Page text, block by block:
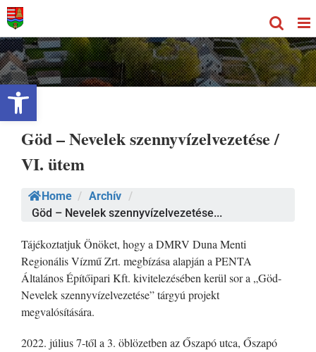
Eszköztár megnyitása
Kihagyás
Göd – Nevelek szennyvízelvezetése /
VI. ütem
Home / Archív /
Göd – Nevelek szennyvízelvezetése...
Tájékoztatjuk Önöket, hogy a DMRV Duna Menti
Regionális Vízmű Zrt. megbízása alapján a PENTA
Általános Építőipari Kft. kivitelezésében kerül sor a „Göd-
Nevelek szennyvízelvezetése” tárgyú projekt
megvalósítására.
2022. július 7-től a 3. öblözetben az Őszapó utca, Őszapó